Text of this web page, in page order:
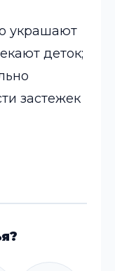
украшают
деток;
застежек